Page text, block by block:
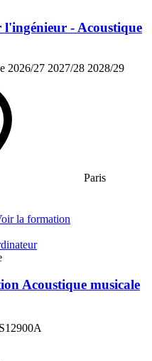
l'ingénieur - Acoustique
2026/27 2027/28 2028/29
Paris
la formation
Acoustique musicale